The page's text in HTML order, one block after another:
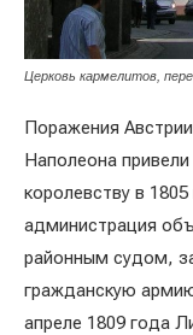
Церковь кармелитов,
Поражения
Наполеона
королевству в
администрация
районным судом,
гражданскую
апреле 1809 года